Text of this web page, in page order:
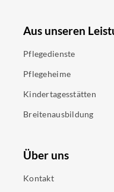
Aus unseren
Pflegedienste
Pflegeheime
Kindertagesstätten
Breitenausbildung
Über uns
Kontakt